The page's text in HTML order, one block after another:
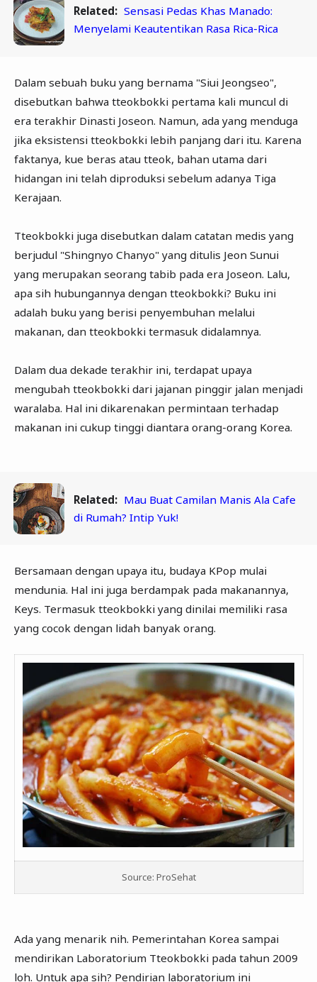
Related: Sensasi Pedas Khas Manado:
Menyelami Keautentikan Rasa Rica-Rica
Dalam sebuah buku yang bernama "Siui Jeongseo",
disebutkan bahwa tteokbokki pertama kali muncul di
era terakhir Dinasti Joseon. Namun, ada yang menduga
jika eksistensi tteokbokki lebih panjang dari itu. Karena
faktanya, kue beras atau tteok, bahan utama dari
hidangan ini telah diproduksi sebelum adanya Tiga
Kerajaan.
Tteokbokki juga disebutkan dalam catatan medis yang
berjudul "Shingnyo Chanyo" yang ditulis Jeon Sunui
yang merupakan seorang tabib pada era Joseon. Lalu,
apa sih hubungannya dengan tteokbokki? Buku ini
adalah buku yang berisi penyembuhan melalui
makanan, dan tteokbokki termasuk didalamnya.
Dalam dua dekade terakhir ini, terdapat upaya
mengubah tteokbokki dari jajanan pinggir jalan menjadi
waralaba. Hal ini dikarenakan permintaan terhadap
makanan ini cukup tinggi diantara orang-orang Korea.
Related: Mau Buat Camilan Manis Ala Cafe
di Rumah? Intip Yuk!
Bersamaan dengan upaya itu, budaya KPop mulai
mendunia. Hal ini juga berdampak pada makanannya,
Keys. Termasuk tteokbokki yang dinilai memiliki rasa
yang cocok dengan lidah banyak orang.
Source: ProSehat
Ada yang menarik nih. Pemerintahan Korea sampai
mendirikan Laboratorium Tteokbokki pada tahun 2009
loh. Untuk apa sih? Pendirian laboratorium ini